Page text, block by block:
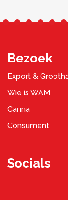
Bezoek
Export &
Wie is WAM
Canna
Consument
Socials